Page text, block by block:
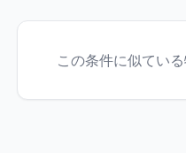
この条件に似てい